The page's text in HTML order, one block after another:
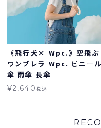
《飛行犬× Wpc.》空飛ぶ
ワンブレラ Wpc. ビニール
傘 雨傘 長傘
¥2,640 税込